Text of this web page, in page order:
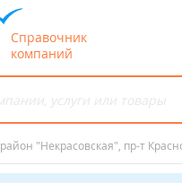
Справочник
компаний
район "Некрасовская", пр-т